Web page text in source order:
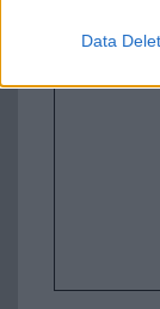
Data